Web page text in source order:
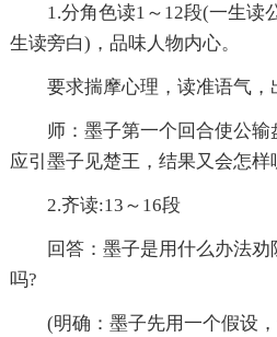
1.分角色读1～12段(一生读
生读旁白)，品味人物内心。
要求揣摩心理，读准语气，
师：墨子第一个回合使公
应引墨子见楚王，结果又会怎样
2.齐读:13～16段
回答：墨子是用什么办法
吗?
(明确：墨子先用一个假设